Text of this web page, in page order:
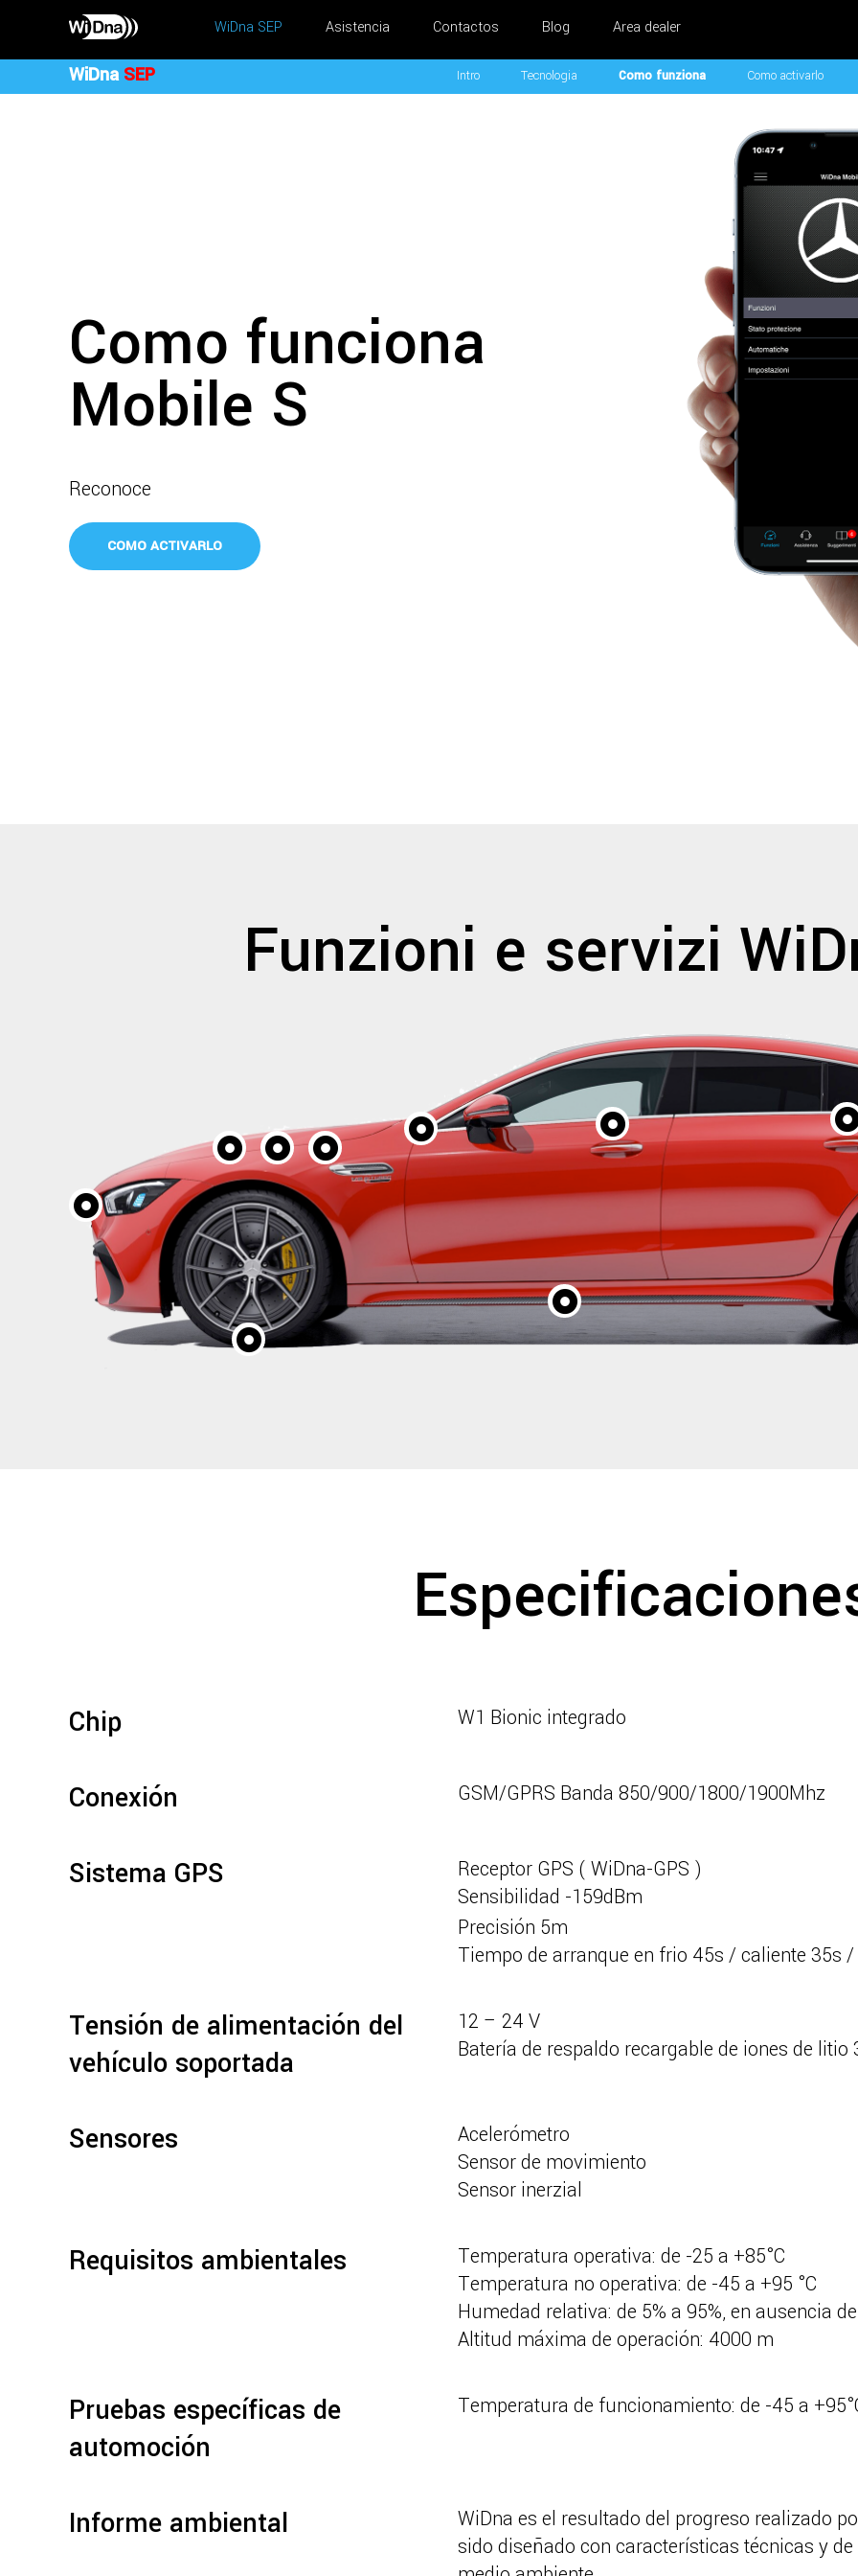
WiDna SEP Asistencia Contactos Blog Area dealer
WiDnaSEP Intro Tecnologia Como funziona Como activarlo
Como funciona
Mobile S
Reconoce
COMO ACTIVARLO
Funzioni e servizi
Chip W1 Bionic integrado
Conexión GSM/GPRS Banda 850/900/1800/1900Mhz
Sistema GPS
Receptor GPS ( WiDna-GPS )
Sensibilidad -159dBm
Precisión 5m
Tiempo de arranque en frio 45s / caliente 35s
Tensión de alimentación del
vehículo soportada
12 – 24 V
Batería de respaldo recargable de iones de litio
Sensores
Acelerómetro
Sensor de movimiento
Sensor inerzial
Requisitos ambientales
Temperatura operativa: de -25 a +85°C
Temperatura no operativa: de -45 a +95 °C
Humedad relativa: de 5% a 95%, en ausencia
Altitud máxima de operación: 4000 m
Pruebas específicas de
automoción
Temperatura de funcionamiento: de -45 a
Informe ambiental
WiDna es el resultado del progreso realizado
sido diseñado con características técnicas y